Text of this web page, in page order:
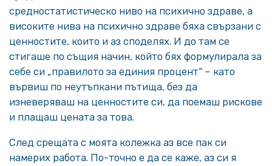
средностатистическо ниво на психично здраве, а
високите нива на психично здраве бяха свързани с
ценностите, които и аз споделях. И до там се
стигаше по същия начин, който бях формулирала за
себе си „правилото за единия процент“ – като
вървиш по неутъпкани пътища, без да
изневеряваш на ценностите си, да поемаш рискове
и плащаш цената за това.
След срещата с моята колежка аз все пак си
намерих работа. По-точно е да се каже, аз си я